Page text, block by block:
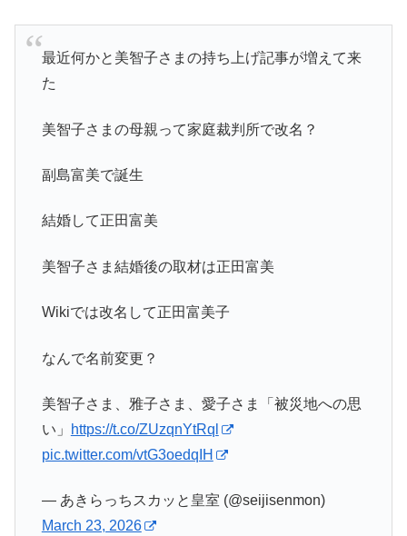
最近何かと美智子さまの持ち上げ記事が増えて来
た
美智子さまの母親って家庭裁判所で改名？
副島富美で誕生
結婚して正田富美
美智子さま結婚後の取材は正田富美
Wikiでは改名して正田富美子
なんで名前変更？
美智子さま、雅子さま、愛子さま「被災地への思
い」
https://t.co/ZUzqnYtRql
pic.twitter.com/vtG3oedqIH
— あきらっちスカッと皇室 (@seijisenmon)
March 23, 2026